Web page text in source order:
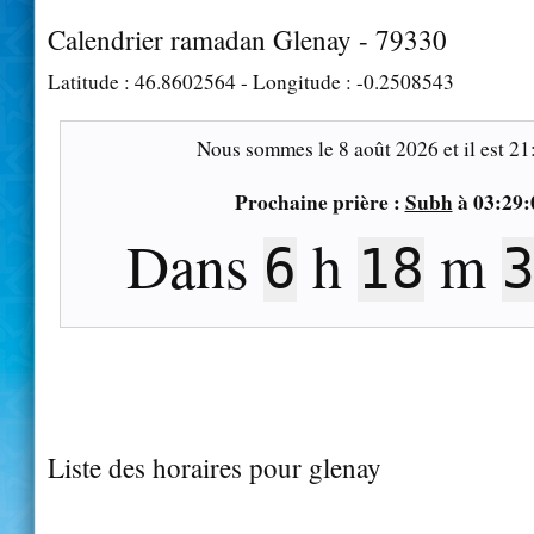
Calendrier ramadan Glenay - 79330
Latitude : 46.8602564- Longitude : -0.2508543
Nous sommes le 8 août 2026 et il est
Prochaine prière : Subhà
Dans 6 h 18 m
Liste des horaires pour glenay